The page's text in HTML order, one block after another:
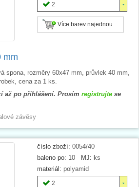
2
Více barev najednou ...
mm
spona, rozměry 60x47 mm, průvlek 40 mm,
cena za 1 ks.
až po přihlášení. Prosím registrujte se
závěsy
číslo zboží: 0054/40
baleno po: 10 MJ: ks
materiál: polyamid
2